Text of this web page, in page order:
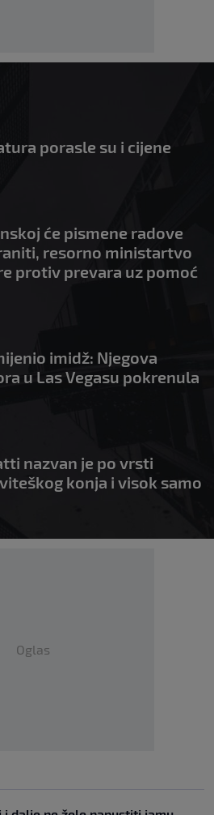
porasle su i cijene
će pismene radove
resorno ministartvo
protiv prevara uz pomoć
imidž: Njegova
u Las Vegasu pokrenula
nazvan je po vrsti
konja i visok samo
Oglas